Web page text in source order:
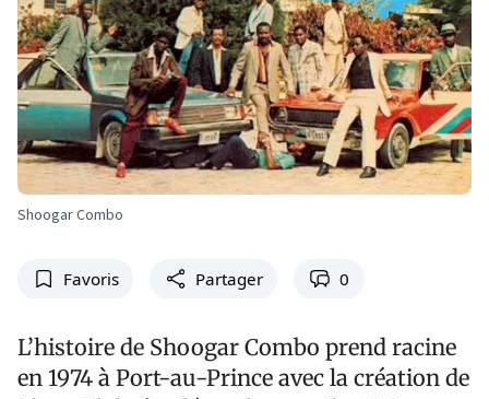
Shoogar Combo
Favoris Partager 0
L’histoire de Shoogar Combo prend racine
en 1974 à Port-au-Prince avec la création de